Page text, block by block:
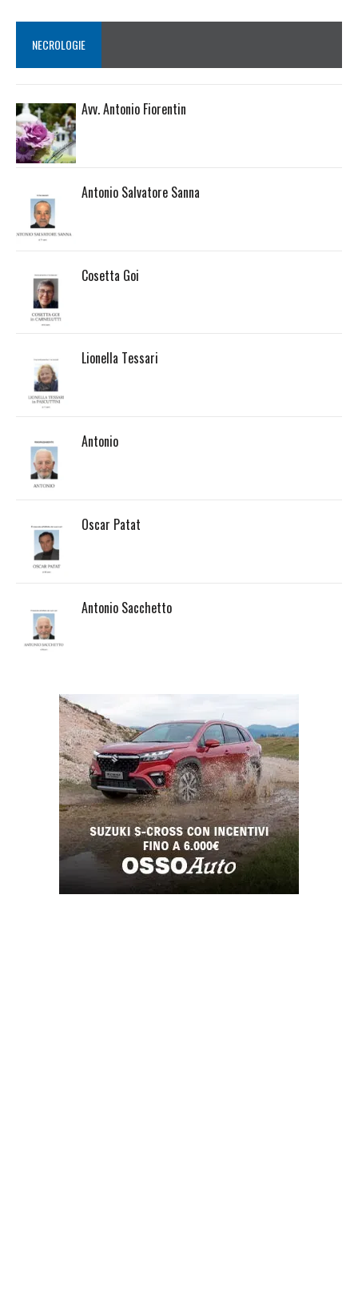
NECROLOGIE
Avv. Antonio Fiorentin
Antonio Salvatore Sanna
Cosetta Goi
Lionella Tessari
Antonio
Oscar Patat
Antonio Sacchetto